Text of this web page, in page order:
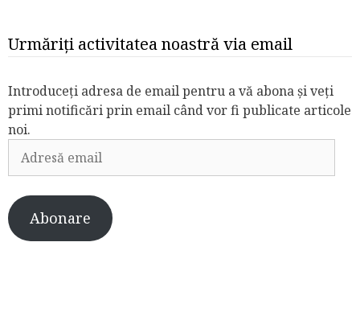
Urmăriți activitatea noastră via email
Introduceți adresa de email pentru a vă abona și veți
primi notificări prin email când vor fi publicate articole
noi.
Adresă
email
Abonare